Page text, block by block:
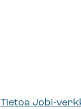
Tietoa Jobi-